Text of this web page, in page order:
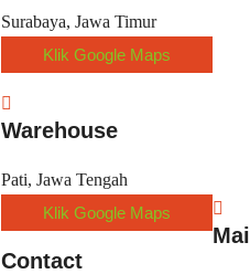
Surabaya, Jawa Timur
Klik Google Maps
Warehouse
Pati, Jawa Tengah
Klik Google Maps
Mail
Contact